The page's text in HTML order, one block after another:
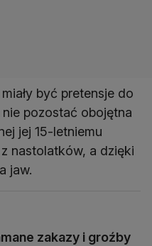
być pretensje do
nie pozostać obojętna
jej 15-letniemu
nastolatków, a dzięki
jaw.
zakazy i groźby